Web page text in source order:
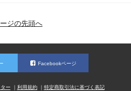
ジの先頭へ
Facebookページ
ー 利用規約 特定商取引法に基づく表記